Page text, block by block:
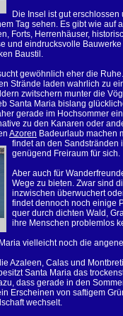
Die Insel ist gut
Tag sehen. Es gibt wie auf
Forts, Herrenhäuser,
und eindrucksvolle Bauwerke
Baustil.
gewöhnlich eher die
Strände laden wahrlich zu
zwitschern munter die
Santa Maria bislang
gerade im Hochsommer
zu den Kanaren oder
Azoren Badeurlaub machen
findet an den Sandstränden
genügend Freiraum für sich.
Aber auch für
Wege zu bieten. Zwar sind
inzwischen überwuchert
findet dennoch noch einige
quer durch dichten Wald,
ihre Menschen problemlos
vielleicht noch die
Azaleen, Calas und
Santa Maria das
dass gerade in den
Erscheinen von saftigem
wechselt.